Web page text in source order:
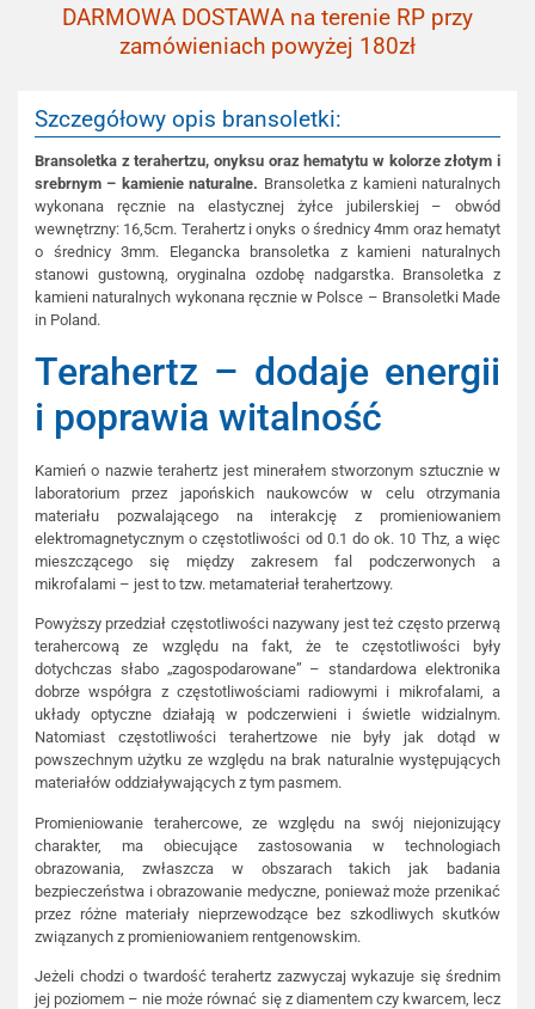
DARMOWA DOSTAWA na terenie RP przy
zamówieniach powyżej 180zł
Szczegółowy opis bransoletki:
Bransoletka z terahertzu, onyksu oraz hematytu w kolorze złotym i
srebrnym – kamienie naturalne. Bransoletka z kamieni naturalnych
wykonana ręcznie na elastycznej żyłce jubilerskiej – obwód
wewnętrzny: 16,5cm. Terahertz i onyks o średnicy 4mm oraz hematyt
o średnicy 3mm. Elegancka bransoletka z kamieni naturalnych
stanowi gustowną, oryginalna ozdobę nadgarstka. Bransoletka z
kamieni naturalnych wykonana ręcznie w Polsce – Bransoletki Made
in Poland.
Terahertz – dodaje energii
i poprawia witalność
Kamień o nazwie terahertz jest minerałem stworzonym sztucznie w
laboratorium przez japońskich naukowców w celu otrzymania
materiału pozwalającego na interakcję z promieniowaniem
elektromagnetycznym o częstotliwości od 0.1 do ok. 10 Thz, a więc
mieszczącego się między zakresem fal podczerwonych a
mikrofalami – jest to tzw. metamateriał terahertzowy.
Powyższy przedział częstotliwości nazywany jest też często przerwą
terahercową ze względu na fakt, że te częstotliwości były
dotychczas słabo „zagospodarowane” – standardowa elektronika
dobrze współgra z częstotliwościami radiowymi i mikrofalami, a
układy optyczne działają w podczerwieni i świetle widzialnym.
Natomiast częstotliwości terahertzowe nie były jak dotąd w
powszechnym użytku ze względu na brak naturalnie występujących
materiałów oddziaływających z tym pasmem.
Promieniowanie terahercowe, ze względu na swój niejonizujący
charakter, ma obiecujące zastosowania w technologiach
obrazowania, zwłaszcza w obszarach takich jak badania
bezpieczeństwa i obrazowanie medyczne, ponieważ może przenikać
przez różne materiały nieprzewodzące bez szkodliwych skutków
związanych z promieniowaniem rentgenowskim.
Jeżeli chodzi o twardość terahertz zazwyczaj wykazuje się średnim
jej poziomem – nie może równać się z diamentem czy kwarcem, lecz